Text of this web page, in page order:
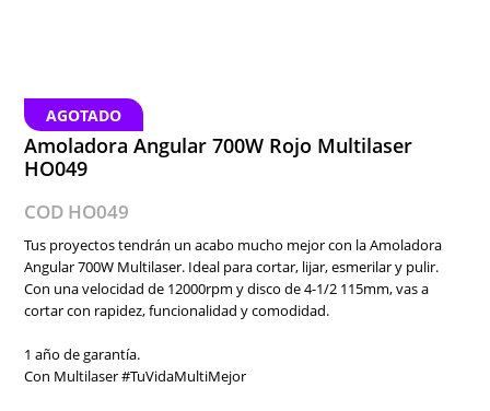
AGOTADO
Amoladora Angular 700W Rojo Multilaser
HO049
COD HO049
Tus proyectos tendrán un acabo mucho mejor con la Amoladora
Angular 700W Multilaser. Ideal para cortar, lijar, esmerilar y pulir.
Con una velocidad de 12000rpm y disco de 4-1/2 115mm, vas a
cortar con rapidez, funcionalidad y comodidad.
1 año de garantía.
Con Multilaser #TuVidaMultiMejor